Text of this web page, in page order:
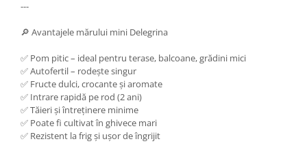
---
🔎 Avantajele mărului mini Delegrina
✅ Pom pitic – ideal pentru terase, balcoane, grădini mici
✅ Autofertil – rodește singur
✅ Fructe dulci, crocante și aromate
✅ Intrare rapidă pe rod (2 ani)
✅ Tăieri și întreținere minime
✅ Poate fi cultivat în ghivece mari
✅ Rezistent la frig și ușor de îngrijit